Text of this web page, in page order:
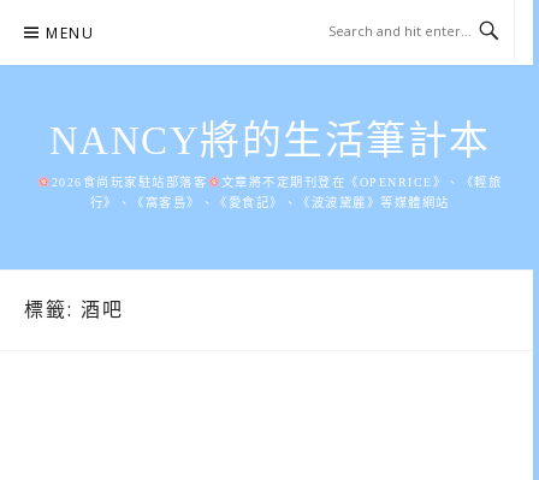
content
MENU
NANCY將的生活筆計本
2026食尚玩家駐站部落客
文章將不定期刊登在《OPENRICE》、《輕旅
行》、《窩客島》、《愛食記》、《波波黛麗》等媒體網站
標籤: 酒吧